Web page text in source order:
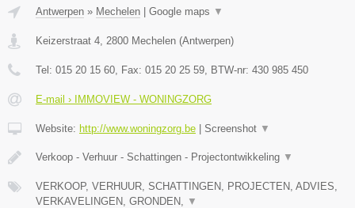
Antwerpen » Mechelen | Google maps ▼
Keizerstraat 4 2800 Mechelen (Antwerpen)
Tel: 015 20 15 60 , Fax: 015 20 25 59 , BTW-nr: 430 985 450
E-mail › IMMOVIEW - WONINGZORG
Website: http://www.woningzorg.be | Screenshot ▼
Verkoop - Verhuur - Schattingen - Projectontwikkeling ▼
VERKOOP, VERHUUR, SCHATTINGEN, PROJECTEN, ADVIES,
VERKAVELINGEN, GRONDEN,
▼